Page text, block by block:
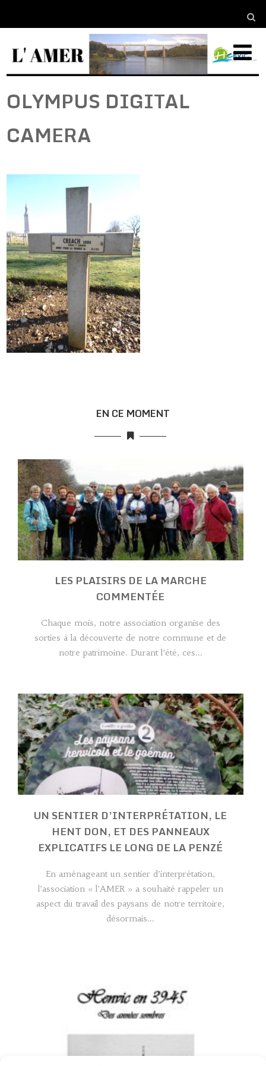
OLYMPUS DIGITAL
CAMERA
EN CE MOMENT
LES PLAISIRS DE LA MARCHE
COMMENTÉE
Chaque mois, notre association organise des
sorties à la découverte de notre commune et de
notre patrimoine. Durant l’été, ces...
UN SENTIER D’INTERPRÉTATION, LE
HENT DON, ET DES PANNEAUX
EXPLICATIFS LE LONG DE LA PENZÉ
En aménageant un sentier d’interprétation,
l’association « l’AMER » a souhaité rappeler un
aspect du travail des paysans de notre territoire,
désormais...